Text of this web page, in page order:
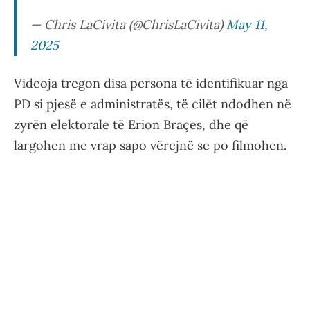
— Chris LaCivita (@ChrisLaCivita)May 11,
2025
Videoja tregon disa persona të identifikuar nga
PD si pjesë e administratës, të cilët ndodhen në
zyrën elektorale të Erion Braçes, dhe që
largohen me vrap sapo vërejnë se po filmohen.